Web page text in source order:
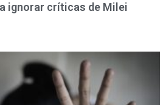
ignorar críticas de Milei